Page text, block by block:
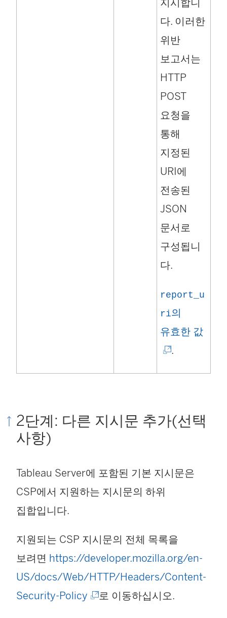
지시합니
다. 이러한
위반
보고서는
HTTP
POST
요청을
통해
지정된
URI에
전송된
JSON
문서로
구성됩니
다.
report_u
ri의
유효한 값(
창
.
2단계: 다른 지시문 추가(선택
사항)
Tableau Server에 포함된 기본 지시문은
CSP에서 지원하는 지시문의 하위
집합입니다.
지원되는 CSP 지시문의 전체 목록을
보려면 https://developer.mozilla.org/en-
US/docs/Web/HTTP/Headers/Content-
Security-Policy (
로 이동하십시오.